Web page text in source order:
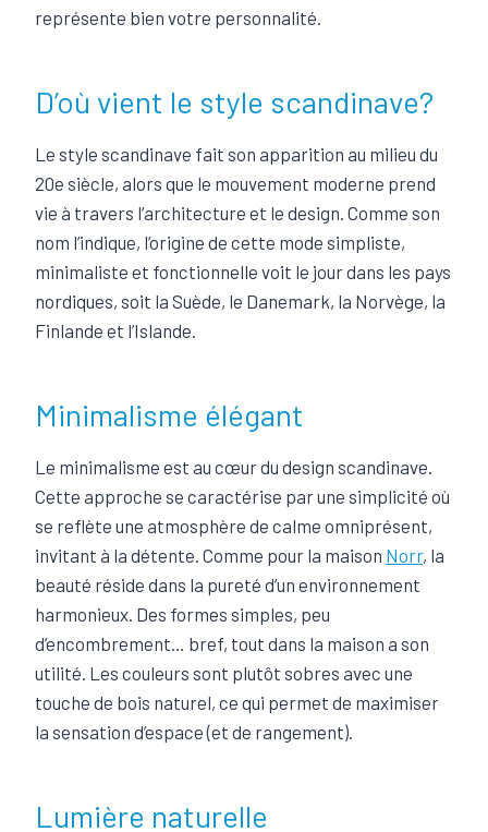
représente bien votre personnalité.
D’où vient le style scandinave?
Le style scandinave fait son apparition au milieu du
20e siècle, alors que le mouvement moderne prend
vie à travers l’architecture et le design. Comme son
nom l’indique, l’origine de cette mode simpliste,
minimaliste et fonctionnelle voit le jour dans les pays
nordiques, soit la Suède, le Danemark, la Norvège, la
Finlande et l’Islande.
Minimalisme élégant
Le minimalisme est au cœur du design scandinave.
Cette approche se caractérise par une simplicité où
se reflète une atmosphère de calme omniprésent,
invitant à la détente. Comme pour la maison Norr, la
beauté réside dans la pureté d’un environnement
harmonieux. Des formes simples, peu
d’encombrement… bref, tout dans la maison a son
utilité. Les couleurs sont plutôt sobres avec une
touche de bois naturel, ce qui permet de maximiser
la sensation d’espace (et de rangement).
Lumière naturelle